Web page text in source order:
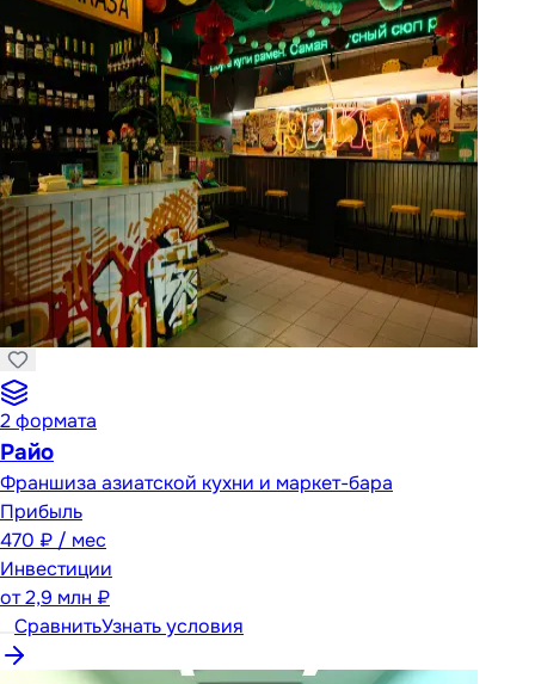
2формата
Райо
Франшиза азиатской кухни и маркет-бара
Прибыль
470 ₽ / мес
Инвестиции
от2,9 млн ₽
СравнитьУзнать условия